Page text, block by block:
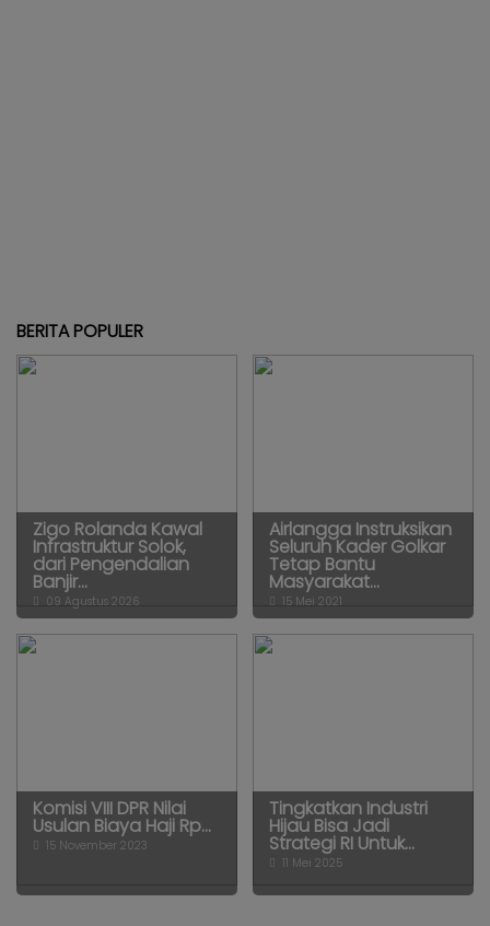
BERITA POPULER
Zigo Rolanda Kawal
Infrastruktur Solok,
dari Pengendalian
Banjir...
09 Agustus 2026
Airlangga Instruksikan
Seluruh Kader Golkar
Tetap Bantu
Masyarakat...
15 Mei 2021
Komisi VIII DPR Nilai
Usulan Biaya Haji Rp...
15 November 2023
Tingkatkan Industri
Hijau Bisa Jadi
Strategi RI Untuk...
11 Mei 2025